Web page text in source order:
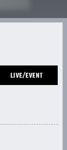
LIVE/EVENT